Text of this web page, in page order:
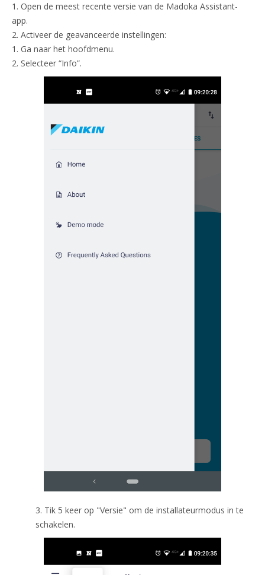
1. Open de meest recente versie van de Madoka Assistant-
app.
2. Activeer de geavanceerde instellingen:
1. Ga naar het hoofdmenu.
2. Selecteer “Info”.
3. Tik 5 keer op "Versie" om de installateurmodus in te
schakelen.